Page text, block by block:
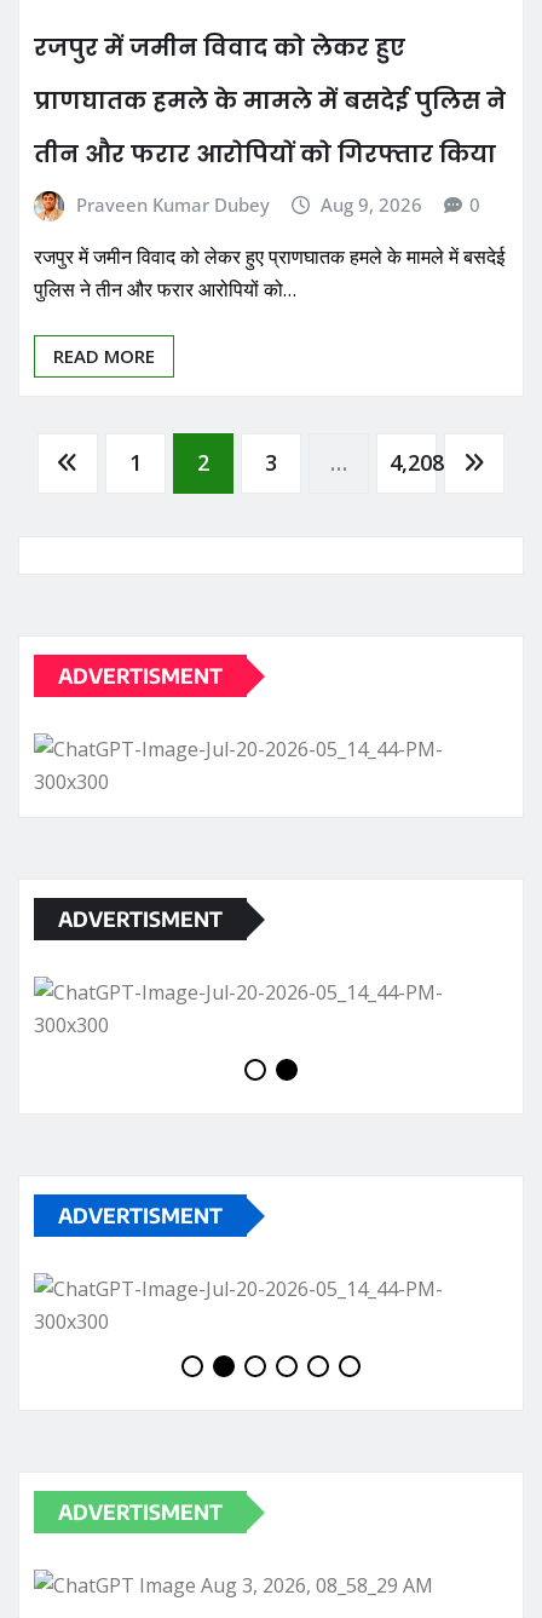
रजपुर में जमीन विवाद को लेकर हुए
प्राणघातक हमले के मामले में बसदेई पुलिस ने
तीन और फरार आरोपियों को गिरफ्तार किया
Praveen Kumar Dubey Aug 9, 2026 0
रजपुर में जमीन विवाद को लेकर हुए प्राणघातक हमले के मामले में बसदेई
पुलिस ने तीन और फरार आरोपियों को…
READ MORE
Posts
1 2 3 … 4,208
ADVERTISMENT
ADVERTISMENT
ADVERTISMENT
ADVERTISMENT